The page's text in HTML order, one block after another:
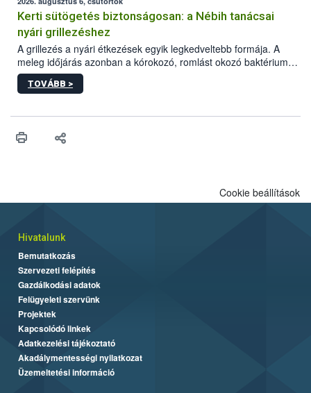
védekezésre. Az Oroganic készítmény kis kiszerelésben kiskerti
felhasználók számára is elérhető és ökológiai termesztésben is
engedélyezett.
Kerti sütögetés biztonságosan: a Nébih tanácsai
nyári grillezéshez
A grillezés a nyári étkezések egyik legkedveltebb formája. A
meleg időjárás azonban a kórokozó, romlást okozó baktériumok
gyorsabb szaporodásának is kedvez. A szabadtéri sütögetés
ezért nem csupán a megfelelő sütési technikáról szól: legalább
higiéniai szabályok betartása, a megfelelő hőkezelés, valamint a
biztonsági Hivatal (Nébih) Oktatási Programja összegyűjtötte a
TOVÁBB >
Cookie beállítások
Hivatalunk
Bemutatkozás
Szervezeti felépítés
Gazdálkodási adatok
Felügyeleti szervünk
Projektek
Kapcsolódó linkek
Adatkezelési tájékoztató
Akadálymentességi nyilatkozat
Üzemeltetési információ